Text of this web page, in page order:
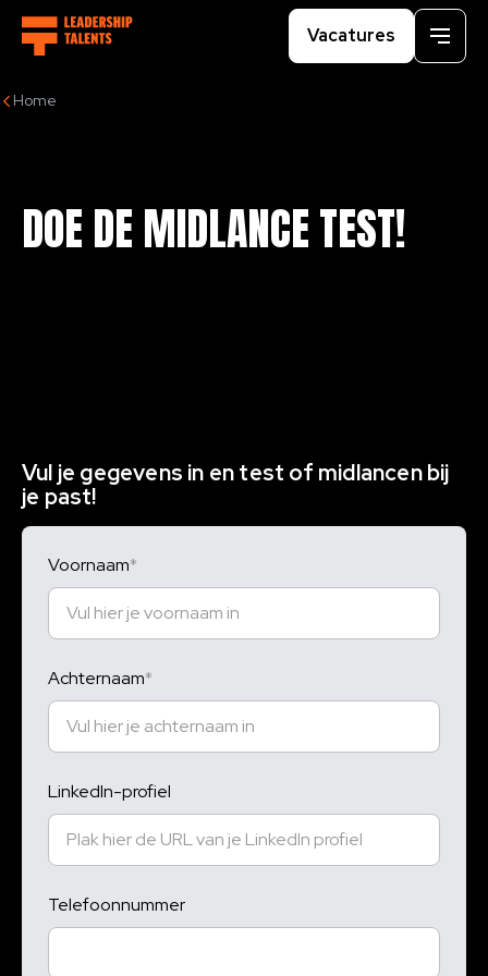
Vacatures
Menu
Home
DOE DE MIDLANCE TEST!
Vul je gegevens in en test of midlancen bij
je past!
Voornaam
Achternaam
LinkedIn-profiel
Telefoonnummer